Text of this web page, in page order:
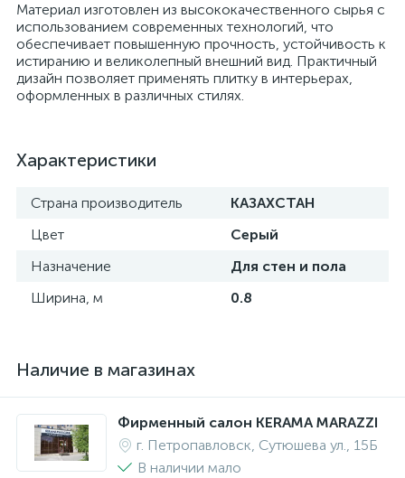
Материал изготовлен из высококачественного сырья с
использованием современных технологий, что
обеспечивает повышенную прочность, устойчивость к
истиранию и великолепный внешний вид. Практичный
дизайн позволяет применять плитку в интерьерах,
оформленных в различных стилях.
Характеристики
Страна производитель
КАЗАХСТАН
Цвет
Серый
Назначение
Для стен и пола
Ширина, м
0.8
Наличие в магазинах
Фирменный салон KERAMA MARAZZI
г. Петропавловск, Сутюшева ул., 15Б
В наличии мало